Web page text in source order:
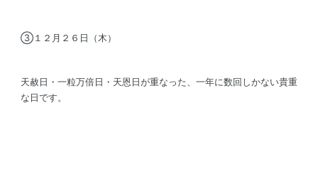
③１２月２６日（木）
天赦日・一粒万倍日・天恩日が重なった、一年に数回しかない貴重
な日です。